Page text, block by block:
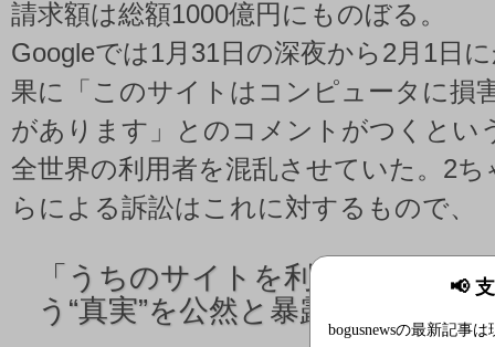
📢
bogusnewsの最新記事は
請求額は総額1000億円にものぼる。
Googleでは1月31日の深夜から2月1日
果に「このサイトはコンピュータに損
があります」とのコメントがつくとい
全世界の利用者を混乱させていた。2
らによる訴訟はこれに対するもので、
「 うちのサイトを利用すると損
う“真実”を公然と暴露された」